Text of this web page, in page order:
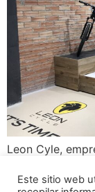
Leon Cyle,
el Badalona
Este sitio web